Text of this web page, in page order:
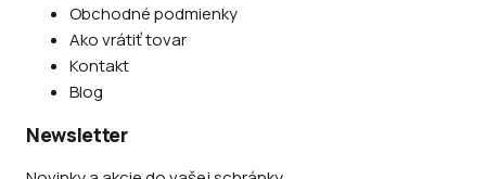
Obchodné podmienky
Ako vrátiť tovar
Kontakt
Blog
Newsletter